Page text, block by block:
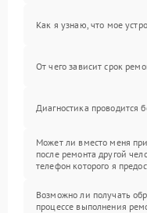
Как я узнаю, что мое
От чего зависит срок
Диагностика проводится
Может ли вместо меня
после ремонта другой
телефон которого я
Возможно ли получать
процессе выполнения